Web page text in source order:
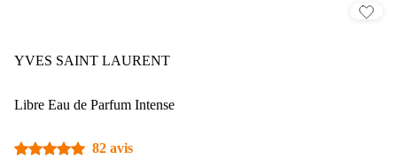
YVES SAINT LAURENT
Libre Eau de Parfum Intense
82 avis